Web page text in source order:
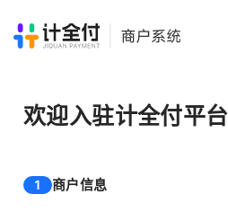
欢迎入驻计全付平台
1 商户信息